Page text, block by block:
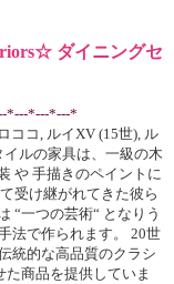
ダイニングセ
*---*---*---*
ココ, ルイXV (15世), ル
ルの家具は、一級の木
や 手描きのペイントに
受け継がれてきた彼ら
“一つの芸術“ となりう
法で作られます。 20世
統的な高品質のクラシ
商品を提供していま